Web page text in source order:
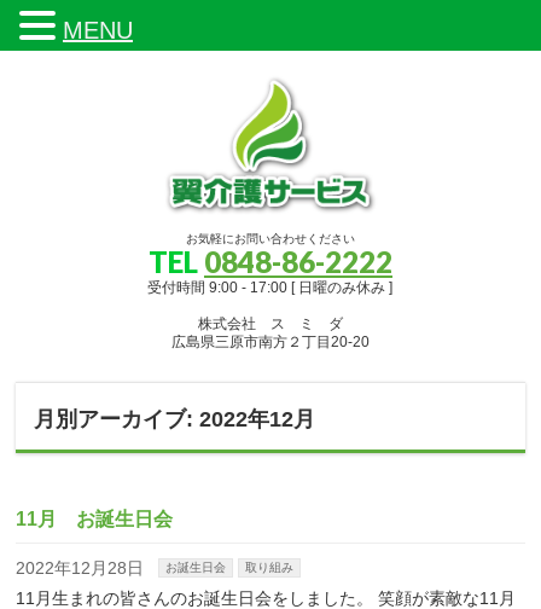
お気軽にお問い合わせください
TEL 0848-86-2222
受付時間 9:00 - 17:00 [ 日曜のみ休み ]
株式会社 ス ミ ダ
広島県三原市南方２丁目20-20
月別アーカイブ: 2022年12月
11月 お誕生日会
2022年12月28日 お誕生日会 取り組み
11月生まれの皆さんのお誕生日会をしました。 笑顔が素敵な11月
MENU